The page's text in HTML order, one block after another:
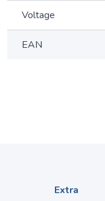
Voltage
EAN
Extra